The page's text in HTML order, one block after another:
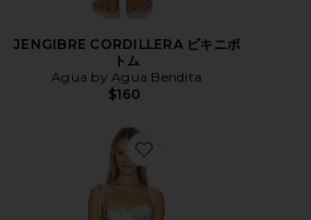
JENGIBRE CORDILLERA ビキニボ
トム
Agua by Agua Bendita
$160
Favorite RBANO ワンピース